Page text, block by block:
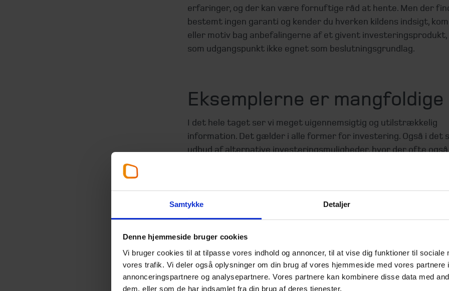
Samtykke Detaljer
Denne hjemmeside bruger cookies
Vi bruger cookies til at tilpasse vores indhold og annoncer, til at vise dig funktioner til sociale
vores trafik. Vi deler også oplysninger om din brug af vores hjemmeside med vores partnere
annonceringspartnere og analysepartnere. Vores partnere kan kombinere disse data med
dem, eller som de har indsamlet fra din brug af deres tjenester.
erfaringer, og der kan være fornuftige råd at hente. Men der
bestemt ingen garanti og kender du hverken kildens indsigt,
eller motiv bag anbefalingerne af et givent
som udgangspunkt ikke egnet som beslutningsgrundlag.
Eksemplerne er mangfoldige
I det hele taget ser vi meget uigennemsigtig og utilstrækkelig
information. Det gælder i alle former for investering. Også i det
udbud af alternative investeringsmuligheder, hvor der ofte
og slet ikke et afkast, som svarer til risikoforholdene og de af
præsenterede afkastforventninger.
De kommer i mange forskellige former og farver. De førnævnte
finfluencers, hedgefonde fra kendte finansfolk,